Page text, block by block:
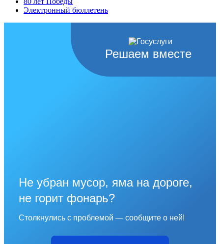
Электронный бюллетень
Решаем вместе
Не убран мусор, яма на дороге,
не горит фонарь?
Столкнулись с проблемой — сообщите о ней!